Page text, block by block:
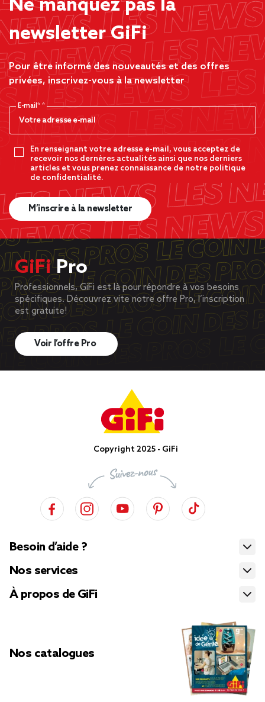
Ne manquez pas la
newsletter GiFi
Pour être informé des nouveautés et des offres
privées, inscrivez-vous à la newsletter
E-mail*
En renseignant votre adresse e-mail, vous acceptez de
recevoir nos dernères actualités ainsi que nos derniers
articles et vous prenez connaissance de notre politique
de confidentialité.
M’inscrire à la newsletter
GiFiPro
Professionnels, GiFi est là pour répondre à vos besoins
spécifiques. Découvrez vite notre offre Pro, l’inscription
est gratuite!
Voir l’offre Pro
Copyright 2025 - GiFi
Besoin d’aide ?
Nos services
À propos de GiFi
Nos catalogues